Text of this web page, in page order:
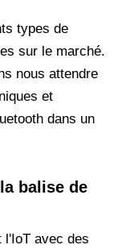
types de
sur le marché.
nous attendre
et
dans un
balise de
l'IoT avec des